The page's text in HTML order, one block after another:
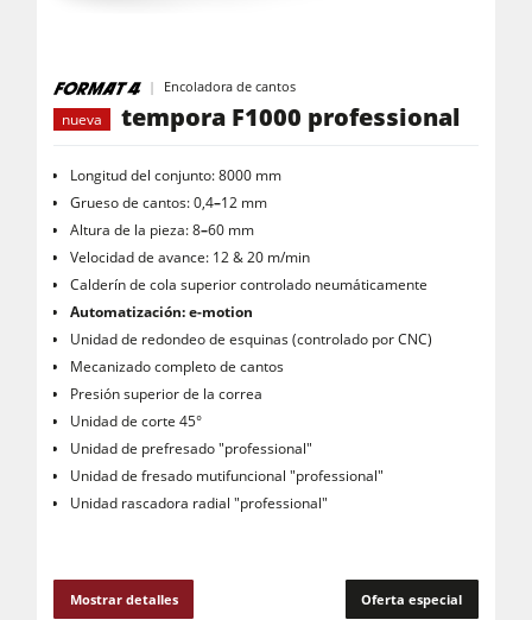
Encoladoras de cantos
Calibradoras
Lijadoras de banda larga y de cantos
Máquinas cepilladoras y lijadoras de cepillos
Sierras de cinta
Taladros
Seccionadoras
Prensas de platos calientes & prensas de vacío
F4Solutions Software
Encoladora de cantos
nueva
tempora F1000 professional
Longitud del conjunto: 8000 mm
Grueso de cantos: 0,4–12 mm
Altura de la pieza: 8–60 mm
Velocidad de avance: 12 & 20 m/min
Calderín de cola superior controlado neumáticamente
Automatización: e-motion
Unidad de redondeo de esquinas (controlado por CNC)
Mecanizado completo de cantos
Presión superior de la correa
Unidad de corte 45°
Unidad de prefresado "professional"
Unidad de fresado mutifuncional "professional"
Unidad rascadora radial "professional"
Mostrar detalles Oferta especial